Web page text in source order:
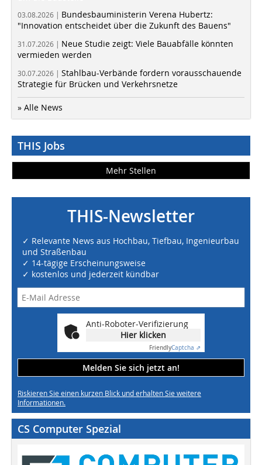
03.08.2026 | Bundesbauministerin Verena Hubertz:
"Innovation entscheidet über die Zukunft des Bauens"
31.07.2026 | Neue Studie zeigt: Viele Bauabfälle könnten
vermieden werden
30.07.2026 | Stahlbau-Verbände fordern vorausschauende
Strategie für Brücken und Verkehrsnetze
» Alle News
THIS Jobs
Mehr Stellen
THIS-Newsletter
✓ Relevante News aus Hochbau, Tiefbau, Ingenieurbau
und Straßenbau
✓ 14-tägige Erscheinungsweise
✓ kostenlos und jederzeit kündbar
Anti-Roboter-Verifizierung
Hier klicken
FriendlyCaptcha ⇗
Melden Sie sich jetzt an!
Riskieren Sie einen kurzen Blick und erhalten Sie weitere
Informationen.
CS Computer Spezial